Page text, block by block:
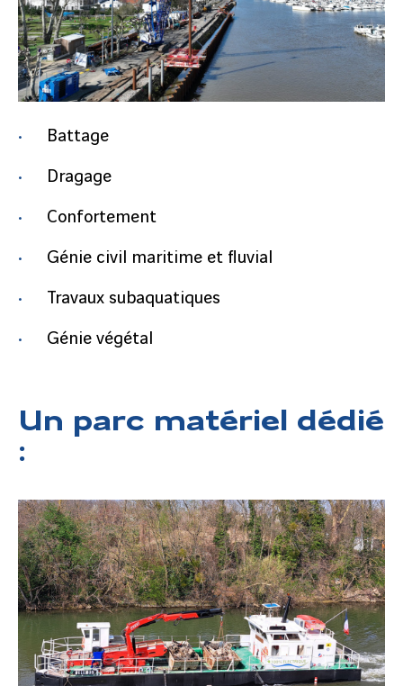
Battage
Dragage
Confortement
Génie civil maritime et fluvial
Travaux subaquatiques
Génie végétal
Un parc matériel dédié
: